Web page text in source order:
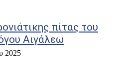
πίτας του
Αιγάλεω
2025